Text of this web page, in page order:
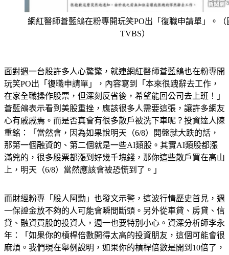
網紅醫師蒼藍鴿在粉專開玩笑PO出「復職申請單」。（
TVBS）
面對週一台股許多人心驚驚，就連網紅醫師蒼藍鴿也在粉專開
玩笑PO出「復職申請單」，內容寫到「本來很跩辭去工作，
在家全職操作股票，但深刻反省後，希望能回公司去上班！」
蒼藍鴿表示看到美股重挫，應該很多人需要這張，讓許多網友
心有戚戚焉。而是否真會有很多散戶被洗下車呢？投資達人陳
重銘：「當然會，因為如果說明天（6/8）開盤就大跌的話，
那第一個融資的、第二個就是一些AI類股。其實AI類股都漲
滿兇的，很多股票都漲到好幾千塊錢，那你這些散戶買在高山
上，明天（6/8）當然應該會被恐慌到了。」
而財經粉專「股人阿勳」也發文示警，這波行情歷史首見，週
一保證金放不夠的人可能會瞬間斷頭。另外從車貸、房貸、信
貸、融資買股的投資人，週一也要特別小心。資深分析師李永
年：「如果你的槓桿倍數開得太高的投資朋友，這個可能會很
麻煩。我們現在舉例說明，如果你的槓桿倍數是開到10倍了，